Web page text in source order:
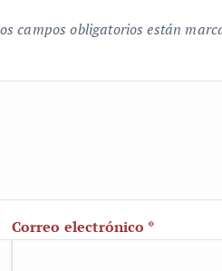
campos obligatorios están
Correo electrónico *